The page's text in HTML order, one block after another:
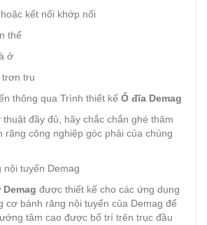
kết nối khớp nối
thể
ở
trơn tru
thông qua Trình thiết kế Ổ đĩa Demag
đầy đủ, hãy chắc chắn ghé thăm
răng công nghiệp góc phải của chúng
tuyến Demag
được thiết kế cho các ứng dụng
cơ bánh răng nội tuyến của Demag để
tâm cao được bố trí trên trục đầu